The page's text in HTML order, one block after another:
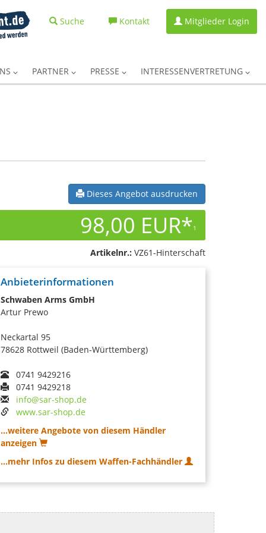
Suche Kontakt Mitglieder Login
PARTNER PRESSE INTERESSENVERTRETUNG
Dieses Angebot ausdrucken
98,00 EUR*1
Artikelnr.: VZ61-Hinterschaft
Anbieterinformationen
Schwaben Arms GmbH
Artur Prewo
Neckartal 95
78628 Rottweil (Baden-Württemberg)
0741 9429216
0741 9429218
info@sar-shop.de
www.sar-shop.de
...weitere Angebote von diesem Händler
anzeigen
...mehr Infos zu diesem Waffen-Fachhändler